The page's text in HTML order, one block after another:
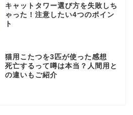
キャットタワー選び方を失敗しち
ゃった！注意したい4つのポイン
ト
猫用こたつを3匹が使った感想
死亡するって噂は本当？人間用と
の違いもご紹介